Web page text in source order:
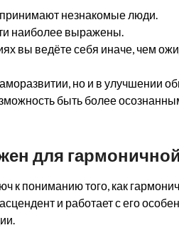
незнакомые люди.
наиболее выражены.
вы ведёте себя иначе, чем
но и в улучшении
быть более
для
к пониманию того, как
и работает с его